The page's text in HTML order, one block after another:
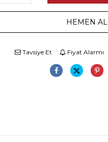
HEMEN AL
Tavsiye Et Fiyat Alarmı